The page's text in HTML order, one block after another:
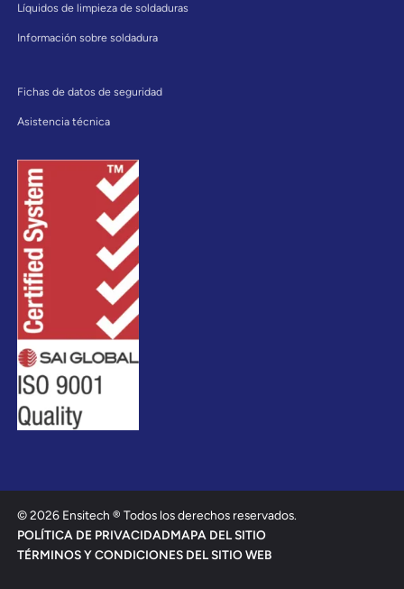
Líquidos de limpieza de soldaduras
Información sobre soldadura
Fichas de datos de seguridad
Asistencia técnica
© 2026 Ensitech ® Todos los derechos reservados.
POLÍTICA DE PRIVACIDADMAPA DEL SITIO
TÉRMINOS Y CONDICIONES DEL SITIO WEB